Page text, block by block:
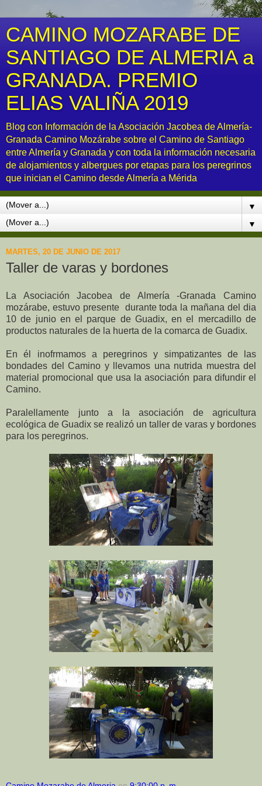
CAMINO MOZARABE DE
SANTIAGO DE ALMERIA a
GRANADA. PREMIO
ELIAS VALIÑA 2019
Blog con Información de la Asociación Jacobea de Almería-
Granada Camino Mozárabe sobre el Camino de Santiago
entre Almería y Granada y con toda la información necesaria
de alojamientos y albergues por etapas para los peregrinos
que inician el Camino desde Almería a Mérida
▼
▼
MARTES, 20 DE JUNIO DE 2017
Taller de varas y bordones
La Asociación Jacobea de Almería -Granada Camino
mozárabe, estuvo presente durante toda la mañana del dia
10 de junio en el parque de Guadix, en el mercadillo de
productos natural es de la huerta de la comarca de Guadix.
En él inofrmamos a peregrinos y simpatizantes de las
bondades del Camino y llevamos una nutrida muestra del
material promocional que usa la asociación para difundir el
Camino.
Paralellamente junto a la asociación de agricultura
ecológica de Guadix se realizó un taller de varas y bordones
para los peregrinos.